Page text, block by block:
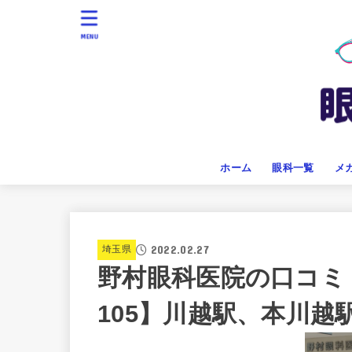
ホーム 眼科一覧 メ
MENU
埼玉県 2022.02.27
野村眼科医院の口コ
105】川越駅、本川越